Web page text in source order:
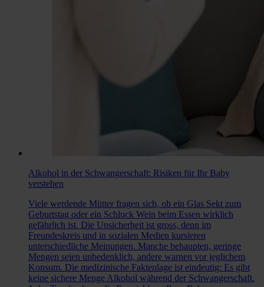
Alkohol in der Schwangerschaft: Risiken für Ihr Baby
verstehen
Viele werdende Mütter fragen sich, ob ein Glas Sekt zum
Geburtstag oder ein Schluck Wein beim Essen wirklich
gefährlich ist. Die Unsicherheit ist gross, denn im
Freundeskreis und in sozialen Medien kursieren
unterschiedliche Meinungen. Manche behaupten, geringe
Mengen seien unbedenklich, andere warnen vor jeglichem
Konsum. Die medizinische Faktenlage ist eindeutig: Es gibt
keine sichere Menge Alkohol während der Schwangerschaft.